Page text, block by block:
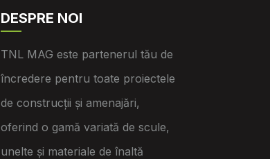
DESPRE NOI
TNL MAG este partenerul tău de
încredere pentru toate proiectele
de construcții și amenajări,
oferind o gamă variată de scule,
unelte și materiale de înaltă